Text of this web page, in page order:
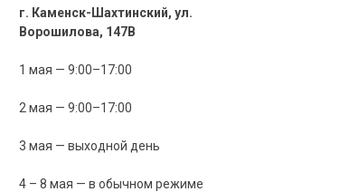
г. Каменск-Шахтинский, ул.
Ворошилова, 147В
1 мая — 9:00–17:00
2 мая — 9:00–17:00
3 мая — выходной день
4 – 8 мая — в обычном режиме